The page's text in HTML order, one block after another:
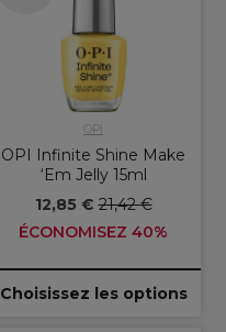
OPI
OPI Infinite Shine Make
‘Em Jelly 15ml
12,85 €21,42 €
ÉCONOMISEZ 40%
Choisissez les options